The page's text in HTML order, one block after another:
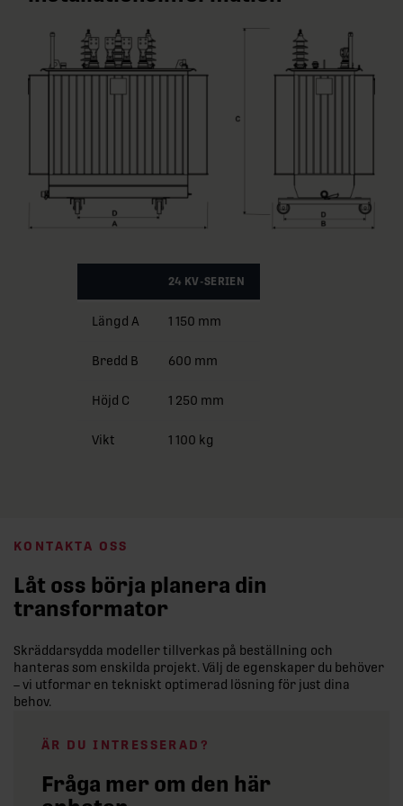
24 KV-SERIEN
Längd A 1 150 mm
Bredd B 600 mm
Höjd C 1 250 mm
Vikt 1 100 kg
KONTAKTA OSS
Låt oss börja planera din
transformator
Skräddarsydda modeller tillverkas på beställning och
hanteras som enskilda projekt. Välj de egenskaper du behöver
– vi utformar en tekniskt optimerad lösning för just dina
behov.
ÄR DU INTRESSERAD?
Fråga mer om den här